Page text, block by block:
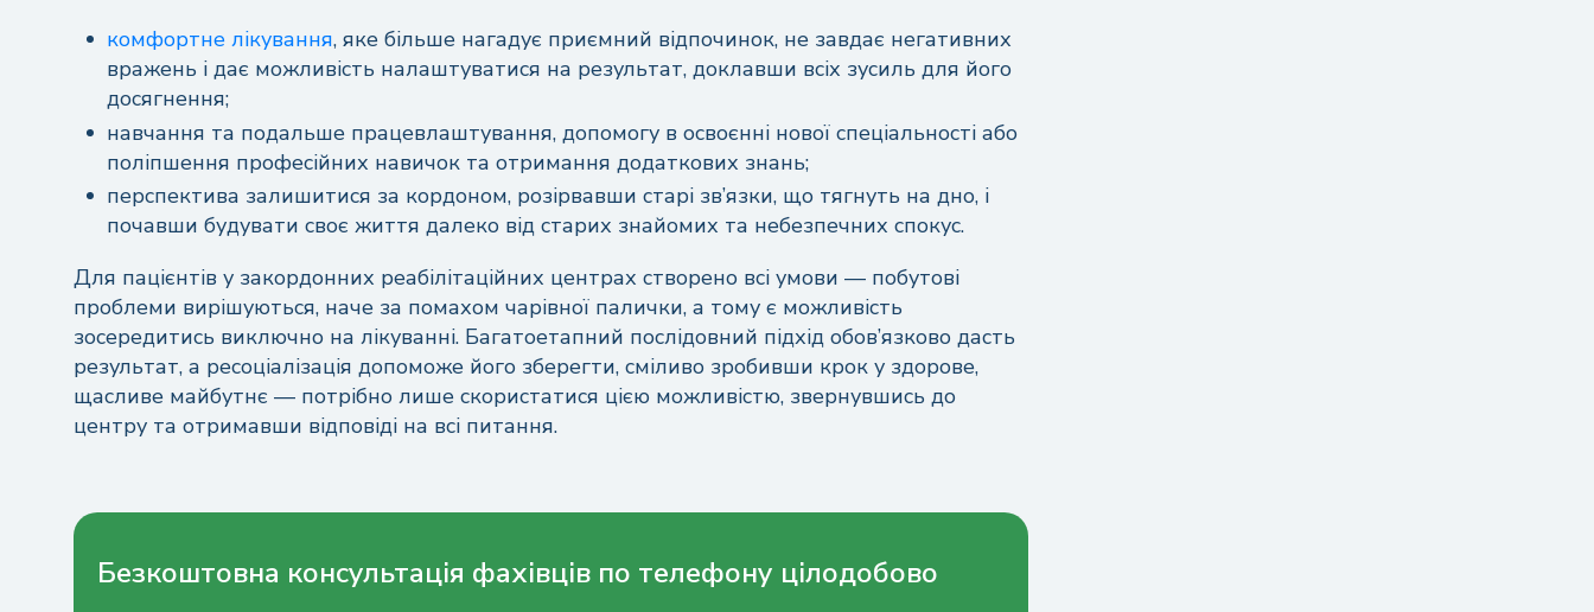
комфортне лікування, яке більше нагадує приємний відпочинок, не завдає негативних
вражень і дає можливість налаштуватися на результат, доклавши всіх зусиль для його
досягнення;
навчання та подальше працевлаштування, допомогу в освоєнні нової спеціальності або
поліпшення професійних навичок та отримання додаткових знань;
перспектива залишитися за кордоном, розірвавши старі зв’язки, що тягнуть на дно, і
почавши будувати своє життя далеко від старих знайомих та небезпечних спокус.
Для пацієнтів у закордонних реабілітаційних центрах створено всі умови — побутові
проблеми вирішуються, наче за помахом чарівної палички, а тому є можливість
зосередитись виключно на лікуванні. Багатоетапний послідовний підхід обов’язково дасть
результат, а ресоціалізація допоможе його зберегти, сміливо зробивши крок у здорове,
щасливе майбутнє — потрібно лише скористатися цією можливістю, звернувшись до
центру та отримавши відповіді на всі питання.
Безкоштовна консультація фахівців по телефону цілодобово